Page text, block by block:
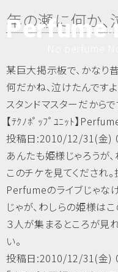
Perfume
HOME
年の瀬に何か、
某巨大掲示板で、かなり
何だかね、泣けたんですよ
スタンドマスターだから
【ﾃｸﾉﾎﾟｯﾌﾟﾕﾆｯﾄ】
投稿日:2010/12/31(金)
あんたも姫様じゃろうが
このチケを見てくだされ。
Perfumeのライブじゃな
じゃが、わしらの姫様は
３人が集まるところが見
い。
投稿日:2010/12/31(金)